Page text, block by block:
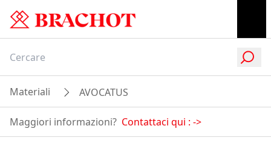
Materiali AVOCATUS
Maggiori informazioni? Contattaci qui : ->